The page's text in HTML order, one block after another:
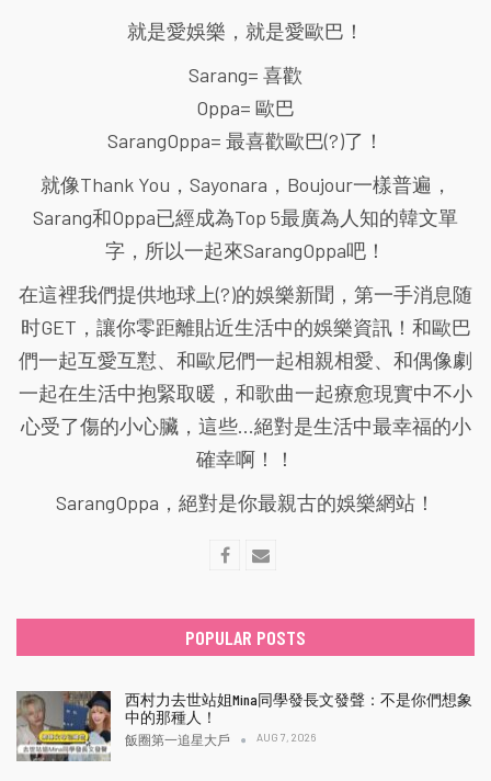
就是愛娛樂，就是愛歐巴！
Sarang= 喜歡
Oppa= 歐巴
SarangOppa= 最喜歡歐巴(?)了！
就像Thank You，Sayonara，Boujour一樣普遍，
Sarang和Oppa已經成為Top 5最廣為人知的韓文單
字，所以一起來SarangOppa吧！
在這裡我們提供地球上(?)的娛樂新聞，第一手消息随
时GET，讓你零距離貼近生活中的娛樂資訊！和歐巴
們一起互愛互懟、和歐尼們一起相親相愛、和偶像劇
一起在生活中抱緊取暖，和歌曲一起療愈現實中不小
心受了傷的小心臟，這些...絕對是生活中最幸福的小
確幸啊！！
SarangOppa，絕對是你最親古的娛樂網站！
POPULAR POSTS
西村力去世站姐Mina同學發長文發聲：不是你們想象
中的那種人！
飯圈第一追星大戶 AUG 7, 2026